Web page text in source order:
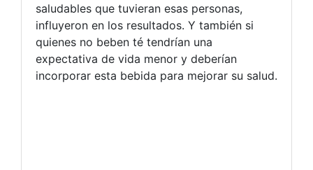
saludables que tuvieran esas personas,
influyeron en los resultados. Y también si
quienes no beben té tendrían una
expectativa de vida menor y deberían
incorporar esta bebida para mejorar su salud.